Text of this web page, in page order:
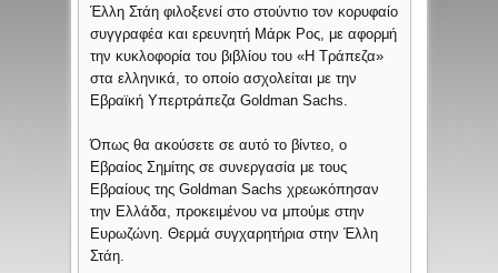
Έλλη Στάη φιλοξενεί στο στούντιο τον κορυφαίο
συγγραφέα και ερευνητή Μάρκ Ρος, με αφορμή
την κυκλοφορία του βιβλίου του «Η Τράπεζα»
στα ελληνικά, το οποίο ασχολείται με την
Εβραϊκή Υπερτράπεζα Goldman Sachs.
Όπως θα ακούσετε σε αυτό το βίντεο, ο
Εβραίος Σημίτης σε συνεργασία με τους
Εβραίους της Goldman Sachs χρεωκόπησαν
την Ελλάδα, προκειμένου να μπούμε στην
Ευρωζώνη. Θερμά συγχαρητήρια στην Έλλη
Στάη.